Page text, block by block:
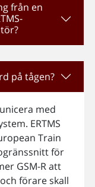
från en
på tågen?
med
ERTMS
Train
för
GSM-R att
förare skall